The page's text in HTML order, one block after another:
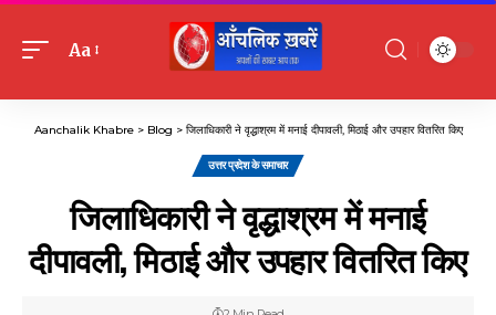
Font
Aa
Aanchalik Khabre> Blog > जिलाधिकारी ने वृद्धाश्रम में मनाई दीपावली, मिठाई और उपहार वितरित किए
उत्तर प्रदेश के समाचार
जिलाधिकारी ने वृद्धाश्रम में मनाई
दीपावली, मिठाई और उपहार वितरित किए